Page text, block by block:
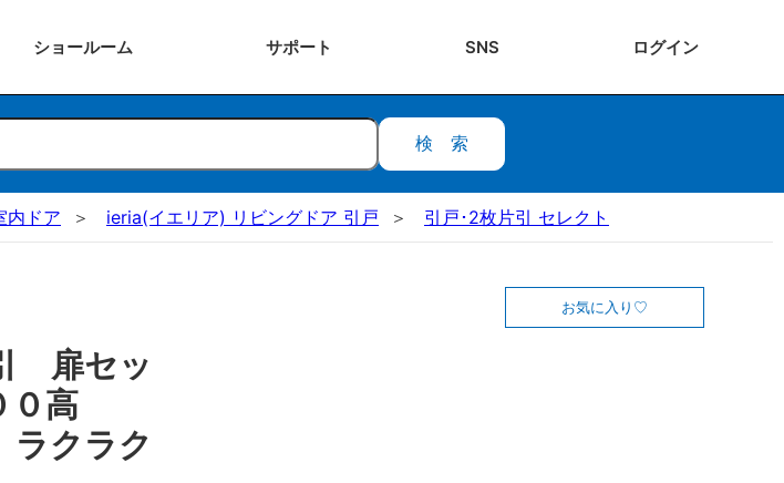
ショールーム サポート SNS ログイン
検索
内ドア ieria(イエリア) リビングドア 引戸 引戸･2枚片引 セレクト
扉セッ
０高
クラク
お気に入り